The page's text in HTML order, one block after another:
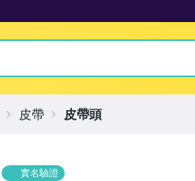
實名驗證
皮帶 皮帶頭